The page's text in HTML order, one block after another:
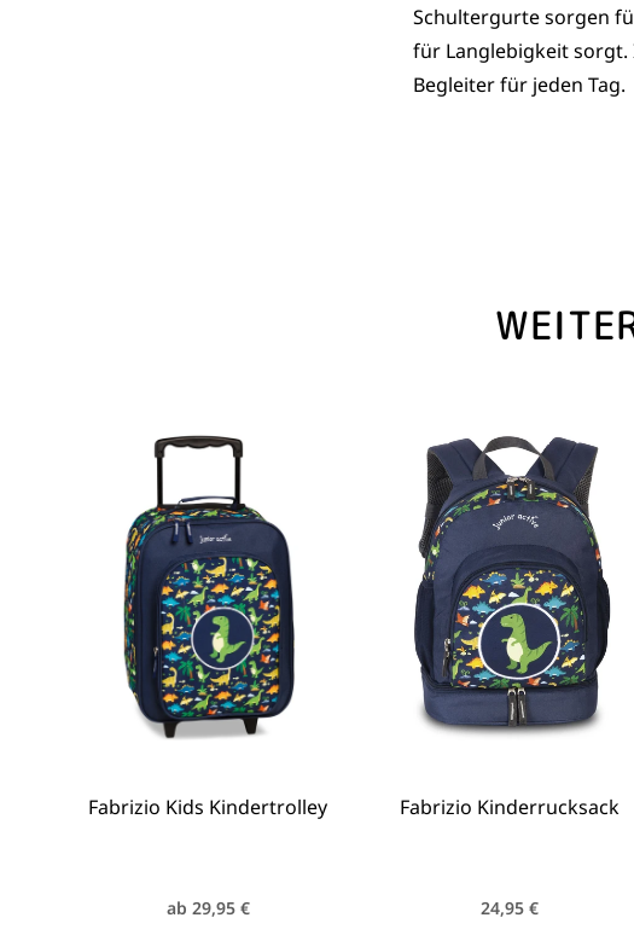
Schultergurte sorgen
für Langlebigkeit sorgt.
Begleiter für jeden Tag.
Anbieter:
Fabrizio Kids Kindertrolley
Normaler
Preis
ab 29,95 €
Anbieter:
Fabrizio Kinderrucksack
Normaler
Preis
24,95 €